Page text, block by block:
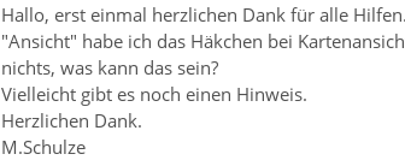
Hallo, erst einmal herzlichen Dank für alle
"Ansicht" habe ich das Häkchen bei
nichts, was kann das sein?
Vielleicht gibt es noch einen Hinweis.
Herzlichen Dank.
M.Schulze